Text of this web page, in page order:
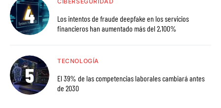
Los intentos de fraude deepfake en los servicios
financieros han aumentado más del 2,100%
TECNOLOGÍA
El 39% de las competencias laborales cambiará antes
de 2030